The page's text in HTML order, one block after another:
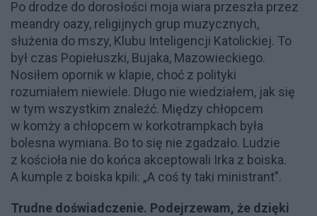
Po drodze do dorosłości moja wiara przeszła przez
meandry oazy, religijnych grup muzycznych,
służenia do mszy, Klubu Inteligencji Katolickiej. To
był czas Popiełuszki, Bujaka, Mazowieckiego.
Nosiłem opornik w klapie, choć z polityki
rozumiałem niewiele. Długo nie wiedziałem, jak się
w tym wszystkim znaleźć. Między chłopcem
w komży a chłopcem w korkotrampkach była
bolesna wymiana. Bo to się nie zgadzało. Ludzie
z kościoła nie do końca akceptowali Irka z boiska.
A kumple z boiska kpili: „A coś ty taki ministrant”.
Trudne doświadczenie. Podejrzewam, że dzięki